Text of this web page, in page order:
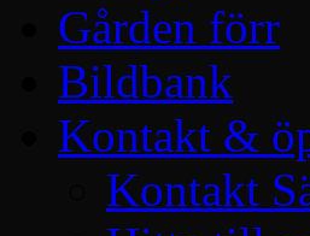
Gården förr
Bildbank
Kontakt &
Kontakt